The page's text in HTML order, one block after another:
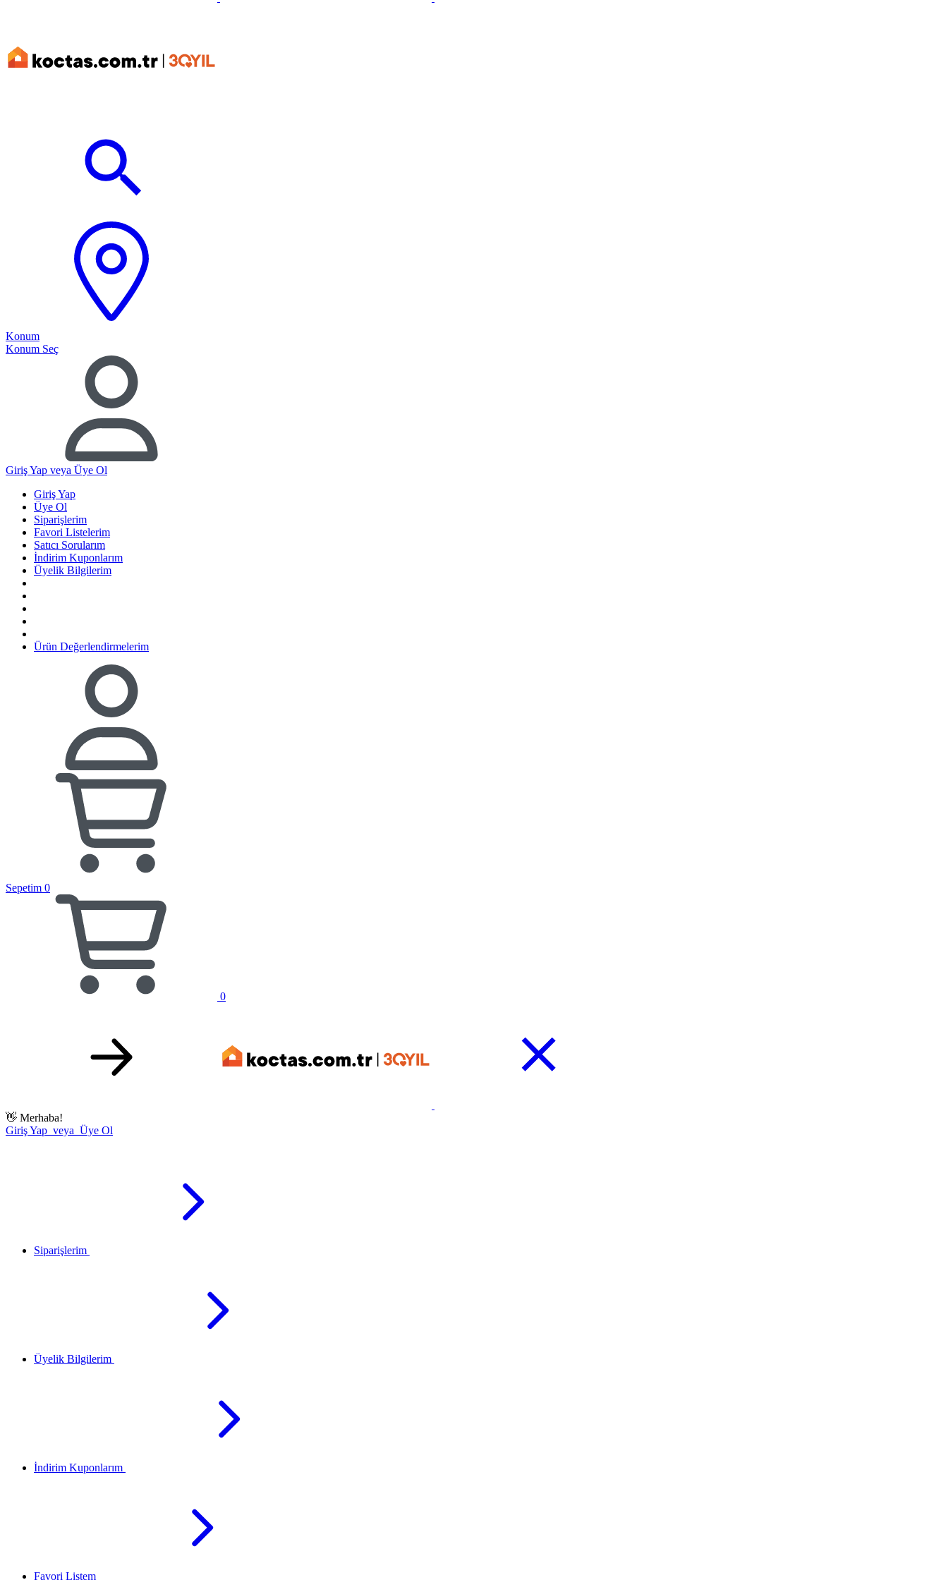
Konum
Konum Seç
Giriş Yap veya Üye Ol
Giriş Yap
Üye Ol
Siparişlerim
Favori Listelerim
Satıcı Sorularım
İndirim Kuponlarım
Üyelik Bilgilerim
Ürün Değerlendirmelerim
Sepetim 0
0
👋 Merhaba!
Giriş Yap veya Üye Ol
Siparişlerim
Üyelik Bilgilerim
İndirim Kuponlarım
Favori Listem